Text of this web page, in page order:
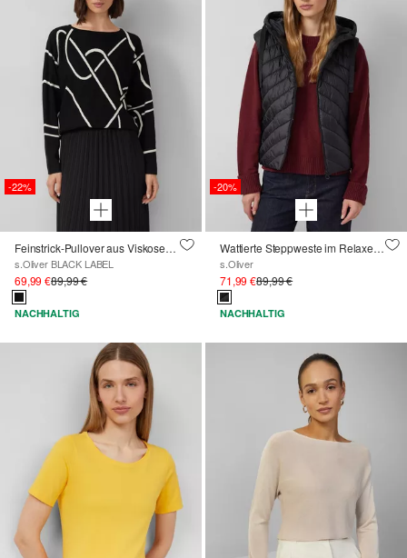
-22%
Feinstrick-Pullover aus Viskosemix mit Fledermausärmeln
s.Oliver BLACK LABEL
69,99 €89,99 €
NACHHALTIG
-20%
Wattierte Steppweste im Relaxed Fit
s.Oliver
71,99 €89,99 €
NACHHALTIG